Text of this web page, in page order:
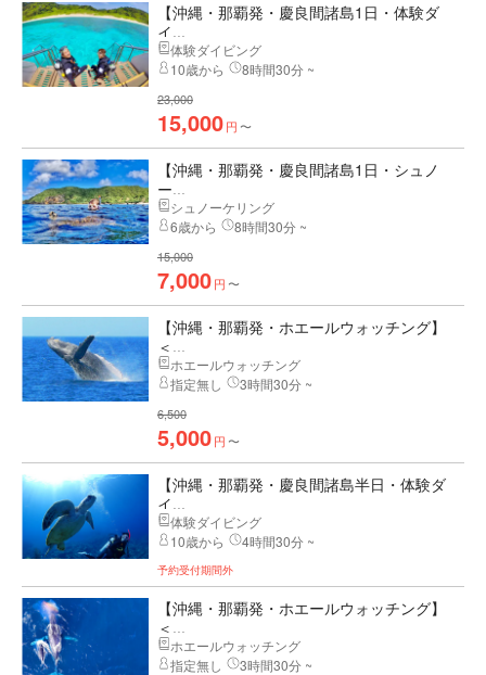
【沖縄・那覇発・慶良間諸島1日・体験ダ
イ...
体験ダイビング
10歳から
8時間30分 ~
23,000
15,000円 〜
【沖縄・那覇発・慶良間諸島1日・シュノ
ー...
シュノーケリング
6歳から
8時間30分 ~
15,000
7,000円 〜
【沖縄・那覇発・ホエールウォッチング】
＜...
ホエールウォッチング
指定無し
3時間30分 ~
6,500
5,000円 〜
【沖縄・那覇発・慶良間諸島半日・体験ダ
イ...
体験ダイビング
10歳から
4時間30分 ~
予約受付期間外
【沖縄・那覇発・ホエールウォッチング】
＜...
ホエールウォッチング
指定無し
3時間30分 ~